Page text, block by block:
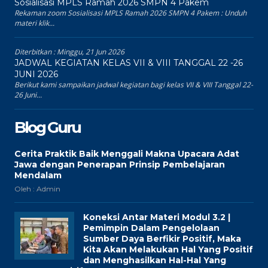
Sosialisasi MPLS Ramah 2026 SMPN 4 Pakem
Rekaman zoom Sosialisasi MPLS Ramah 2026 SMPN 4 Pakem : Unduh
materi klik...
Diterbitkan :Minggu, 21 Jun 2026
JADWAL KEGIATAN KELAS VII & VIII TANGGAL 22 -26
JUNI 2026
Berikut kami sampaikan jadwal kegiatan bagi kelas VII & VIII Tanggal 22-
26 Juni...
Blog Guru
Cerita Praktik Baik Menggali Makna Upacara Adat
Jawa dengan Penerapan Prinsip Pembelajaran
Mendalam
Oleh : Admin
Koneksi Antar Materi Modul 3.2 |
Pemimpin Dalam Pengelolaan
Sumber Daya Berfikir Positif, Maka
Kita Akan Melakukan Hal Yang Positif
dan Menghasilkan Hal-Hal Yang